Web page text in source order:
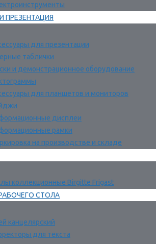
ПРЕЗЕНТАЦИЯ
для презентации
таблички
и демонстрационное оборудование
для планшетов и мониторов
дисплеи
рамки
на производстве и складе
коллекционные Birgitte Frigast
СТОЛА
канцелярский
для текста